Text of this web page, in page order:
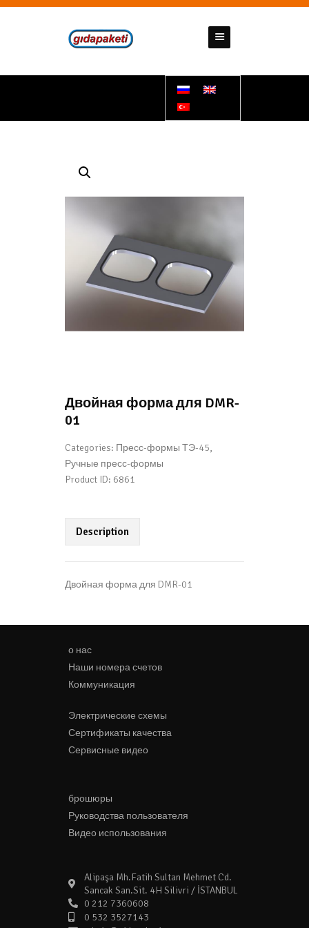
GIDAPAKETI
ДОМАШНЯЯ СТРАНИЦА
О НАС
КОММУНИКАЦИЯ
ДОКУМЕНТЫ
НАШИ НОМЕРА СЧЕТОВ
Двойная форма для DMR-
01
Categories: Пресс-формы ТЭ-45,
Ручные пресс-формы
Product ID: 6861
Description
Двойная форма для DMR-01
о нас
Наши номера счетов
Коммуникация
Электрические схемы
Сертификаты качества
Сервисные видео
брошюры
Руководства пользователя
Видео использования
Alipaşa Mh.Fatih Sultan Mehmet Cd.
Sancak San.Sit. 4H Silivri / İSTANBUL
0 212 7360608
0 532 3527143